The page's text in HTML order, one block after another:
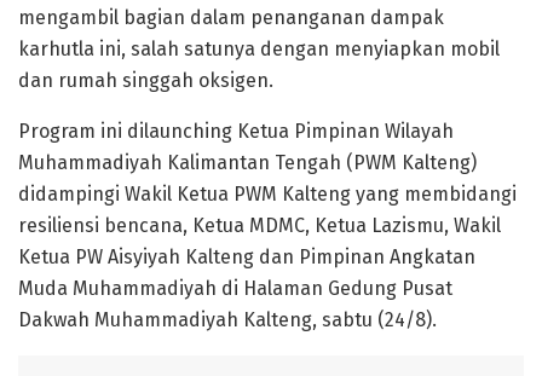
mengambil bagian dalam penanganan dampak
karhutla ini, salah satunya dengan menyiapkan mobil
dan rumah singgah oksigen.
Program ini dilaunching Ketua Pimpinan Wilayah
Muhammadiyah Kalimantan Tengah (PWM Kalteng)
didampingi Wakil Ketua PWM Kalteng yang membidangi
resiliensi bencana, Ketua MDMC, Ketua Lazismu, Wakil
Ketua PW Aisyiyah Kalteng dan Pimpinan Angkatan
Muda Muhammadiyah di Halaman Gedung Pusat
Dakwah Muhammadiyah Kalteng, sabtu (24/8).